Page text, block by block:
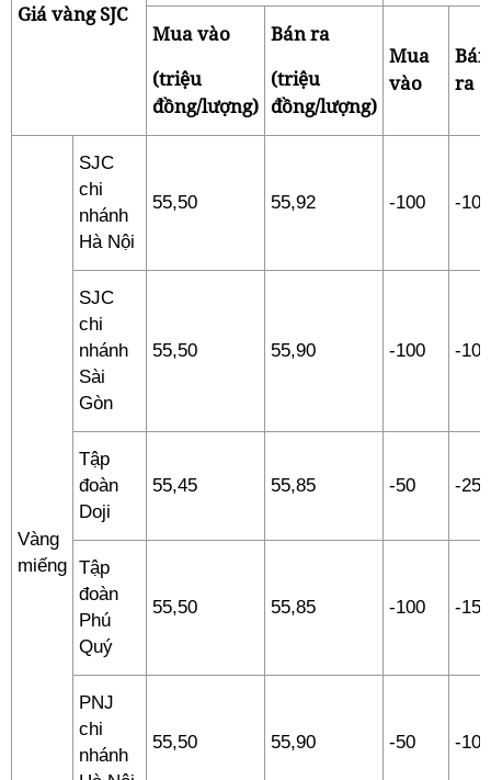
Giá vàng SJC
Mua vào
(triệu
đồng/lượng)
Bán ra
(triệu
đồng/lượng)
Mua
vào
Bán
ra
Vàng
miếng
SJC
chi
nhánh
Hà Nội
55,50 55,92 -100 -100
SJC
chi
nhánh
Sài
Gòn
55,50 55,90 -100 -100
Tập
đoàn
Doji
55,45 55,85 -50 -250
Tập
đoàn
Phú
Quý
55,50 55,85 -100 -150
PNJ
chi
nhánh
55,50 55,90 -50 -100